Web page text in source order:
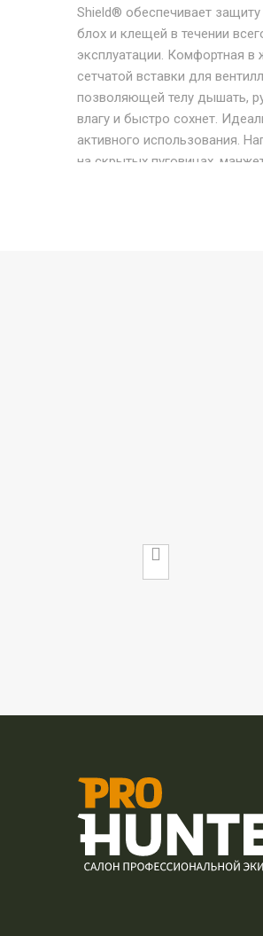
Shield® обеспечивает
блох и клещей в течении
эксплуатации. Комфортная в
сетчатой вставки для
позволяющей телу дышать,
влагу и быстро сохнет.
активного использования.
на скрытых пуговицах,